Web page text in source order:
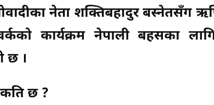
नेता शक्तिबहादुर बस्नेतसँग
कार्यक्रम नेपाली बहसका
छ ।
छ ?